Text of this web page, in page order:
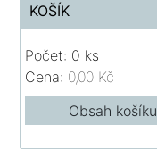
KOŠÍK
Počet: 0 ks
Cena: 0,00 Kč
Obsah košíku